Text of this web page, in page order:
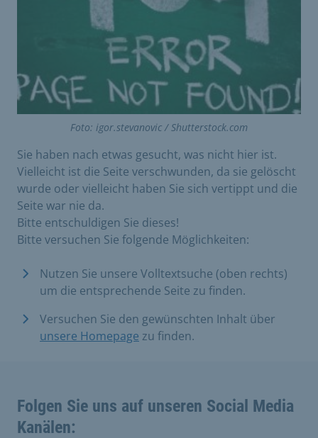
Foto: igor.stevanovic / Shutterstock.com
Sie haben nach etwas gesucht, was nicht hier ist.
Vielleicht ist die Seite verschwunden, da sie gelöscht
wurde oder vielleicht haben Sie sich vertippt und die
Seite war nie da.
Bitte entschuldigen Sie dieses!
Bitte versuchen Sie folgende Möglichkeiten:
Nutzen Sie unsere Volltextsuche (oben rechts)
um die entsprechende Seite zu finden.
Versuchen Sie den gewünschten Inhalt über
unsere Homepage zu finden.
Folgen Sie uns auf unseren Social Media
Kanälen: